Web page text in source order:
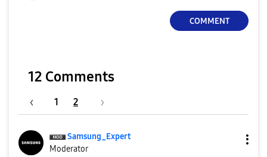
COMMENT
12 Comments
1 2
Samsung_Expert
Moderator